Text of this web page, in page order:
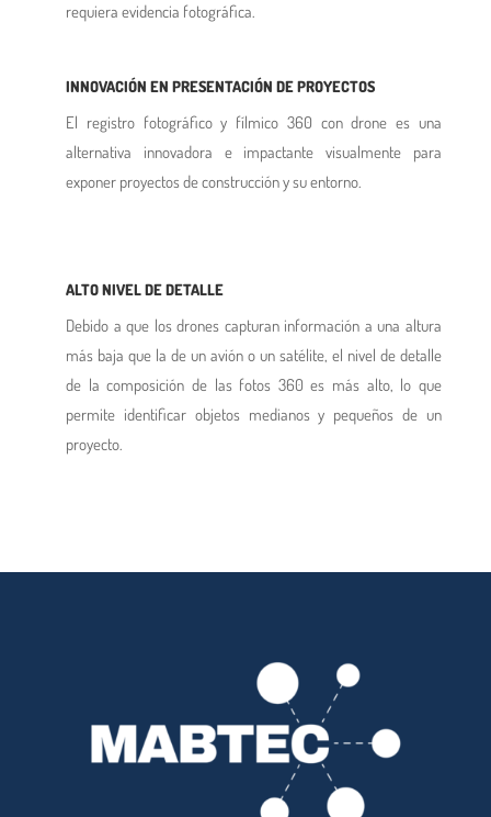
requiera evidencia fotográfica.
INNOVACIÓN EN PRESENTACIÓN DE PROYECTOS
El registro fotográfico y fílmico 360 con drone es una
alternativa innovadora e impactante visualmente para
exponer proyectos de construcción y su entorno.
ALTO NIVEL DE DETALLE
Debido a que los drones capturan información a una altura
más baja que la de un avión o un satélite, el nivel de detalle
de la composición de las fotos 360 es más alto, lo que
permite identificar objetos medianos y pequeños de un
proyecto.